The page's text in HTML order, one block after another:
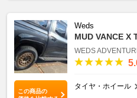
この商品の
Weds
MUD VANCE X
WEDS
タイヤ・ホイール